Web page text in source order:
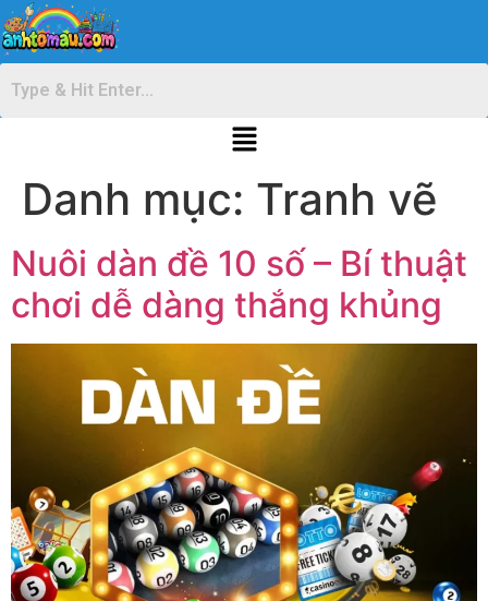
Danh mục: Tranh vẽ
Nuôi dàn đề 10 số – Bí thuật
chơi dễ dàng thắng khủng